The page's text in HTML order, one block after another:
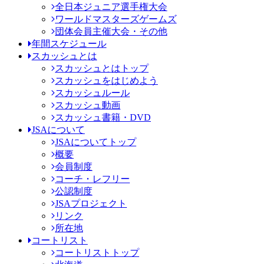
全日本ジュニア選手権大会
ワールドマスターズゲームズ
団体会員主催大会・その他
年間スケジュール
スカッシュとは
スカッシュとはトップ
スカッシュをはじめよう
スカッシュルール
スカッシュ動画
スカッシュ書籍・DVD
JSAについて
JSAについてトップ
概要
会員制度
コーチ・レフリー
公認制度
JSAプロジェクト
リンク
所在地
コートリスト
コートリストトップ